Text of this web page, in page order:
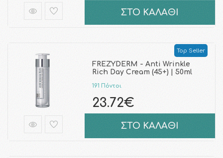
ΣΤΟ ΚΑΛΑΘΙ
Top Seller
FREZYDERM - Anti Wrinkle
Rich Day Cream (45+) | 50ml
191 Πόντοι
23.72€
ΣΤΟ ΚΑΛΑΘΙ